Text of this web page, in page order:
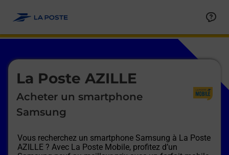
La Poste AZILLE
Acheter un smartphone
Samsung
Vous recherchez un smartphone Samsung à La Poste
AZILLE ? Avec La Poste Mobile, profitez d’un
Le lien s'ouvre dans un nouvel onglet